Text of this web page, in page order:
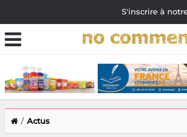
S'inscrire à
Actus